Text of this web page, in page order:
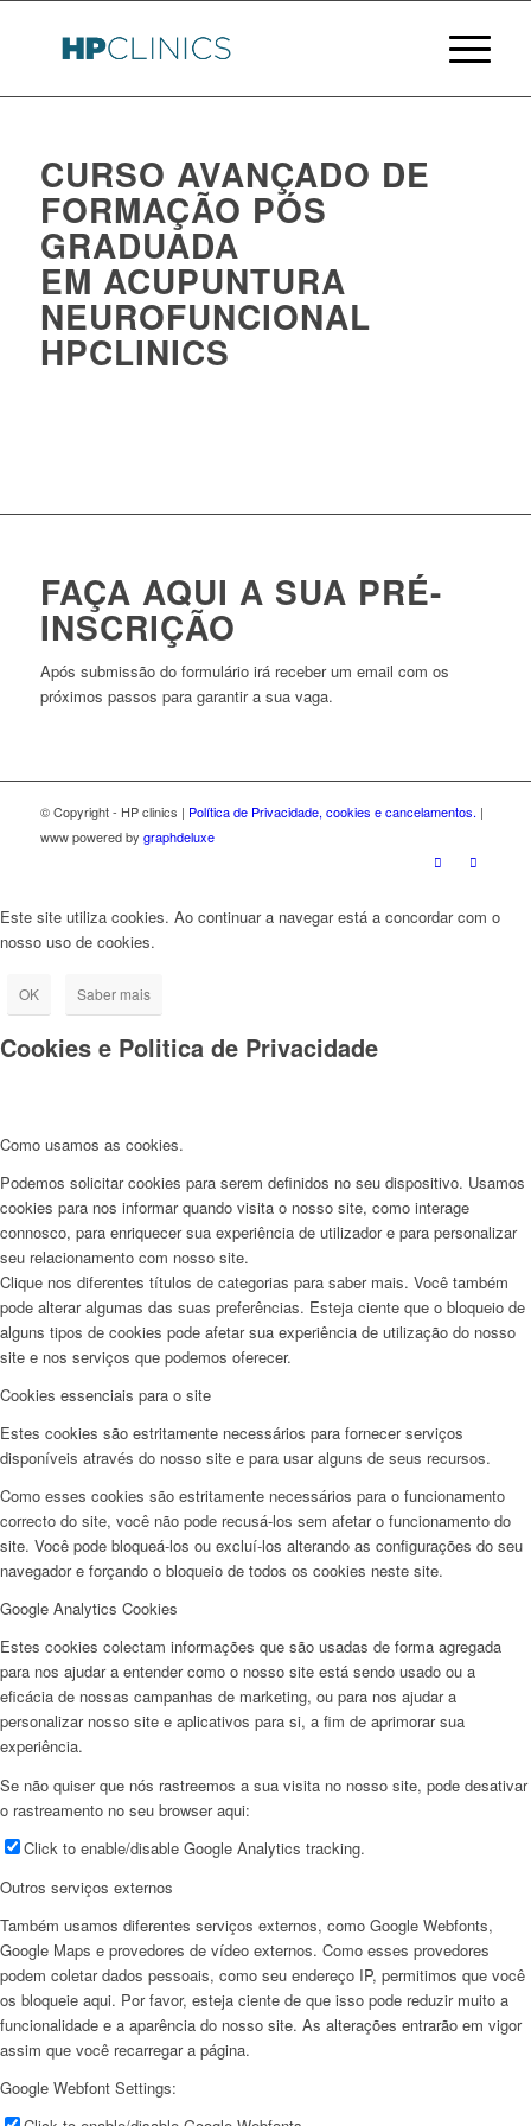
CURSO AVANÇADO DE
FORMAÇÃO PÓS
GRADUADA
EM ACUPUNTURA
NEUROFUNCIONAL
HPCLINICS
FAÇA AQUI A SUA PRÉ-
INSCRIÇÃO
Após submissão do formulário irá receber um email com os
próximos passos para garantir a sua vaga.
© Copyright - HP clinics | Política de Privacidade, cookies e cancelamentos. |
www powered by graphdeluxe
Este site utiliza cookies. Ao continuar a navegar está a concordar com o
nosso uso de cookies.
OK Saber mais
Cookies e Politica de Privacidade
Como usamos as cookies.
Podemos solicitar cookies para serem definidos no seu dispositivo. Usamos
cookies para nos informar quando visita o nosso site, como interage
connosco, para enriquecer sua experiência de utilizador e para personalizar
seu relacionamento com nosso site.
Clique nos diferentes títulos de categorias para saber mais. Você também
pode alterar algumas das suas preferências. Esteja ciente que o bloqueio de
alguns tipos de cookies pode afetar sua experiência de utilização do nosso
site e nos serviços que podemos oferecer.
Cookies essenciais para o site
Estes cookies são estritamente necessários para fornecer serviços
disponíveis através do nosso site e para usar alguns de seus recursos.
Como esses cookies são estritamente necessários para o funcionamento
correcto do site, você não pode recusá-los sem afetar o funcionamento do
site. Você pode bloqueá-los ou excluí-los alterando as configurações do seu
navegador e forçando o bloqueio de todos os cookies neste site.
Google Analytics Cookies
Estes cookies colectam informações que são usadas de forma agregada
para nos ajudar a entender como o nosso site está sendo usado ou a
eficácia de nossas campanhas de marketing, ou para nos ajudar a
personalizar nosso site e aplicativos para si, a fim de aprimorar sua
experiência.
Se não quiser que nós rastreemos a sua visita no nosso site, pode desativar
o rastreamento no seu browser aqui:
Click to enable/disable Google Analytics tracking.
Outros serviços externos
Também usamos diferentes serviços externos, como Google Webfonts,
Google Maps e provedores de vídeo externos. Como esses provedores
podem coletar dados pessoais, como seu endereço IP, permitimos que você
os bloqueie aqui. Por favor, esteja ciente de que isso pode reduzir muito a
funcionalidade e a aparência do nosso site. As alterações entrarão em vigor
assim que você recarregar a página.
Google Webfont Settings: